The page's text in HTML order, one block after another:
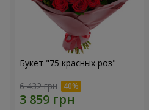
Букет "75 красных роз"
6 432 грн